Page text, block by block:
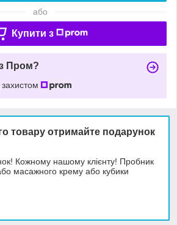
або
Купити з
Пром?
товару отримайте подарунок
Кожному нашому клієнту! Пробник
масажного крему або кубики